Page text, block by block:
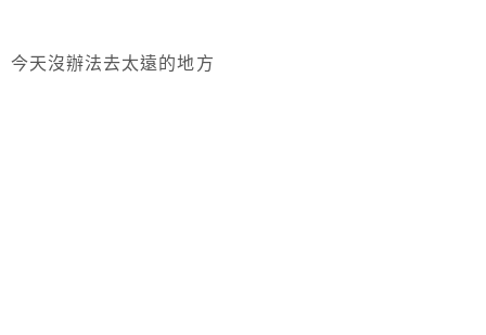
今天沒辦法去太遠的地方